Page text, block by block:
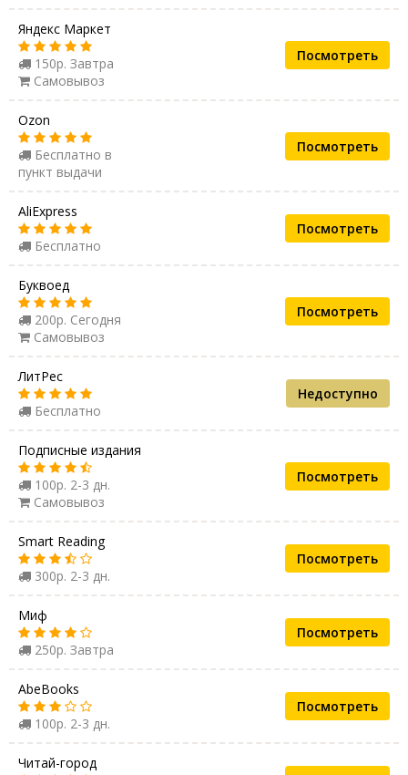
Яндекс Маркет
150р. Завтра
Самовывоз
Посмотреть
Ozon
Бесплатно в
пункт выдачи
Посмотреть
AliExpress
Бесплатно
Посмотреть
Буквоед
200р. Сегодня
Самовывоз
Посмотреть
ЛитРес
Бесплатно
Недоступно
Подписные издания
100р. 2-3 дн.
Самовывоз
Посмотреть
Smart Reading
300р. 2-3 дн.
Посмотреть
Миф
250р. Завтра
Посмотреть
AbeBooks
100р. 2-3 дн.
Посмотреть
Читай-город